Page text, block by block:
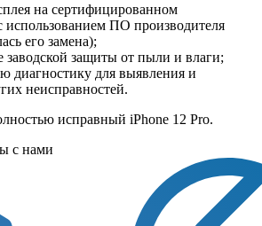
на сертифицированном
использованием ПО производителя
его замена);
заводской защиты от пыли и влаги;
диагностику для выявления и
неисправностей.
исправный iPhone 12 Pro.
с нами